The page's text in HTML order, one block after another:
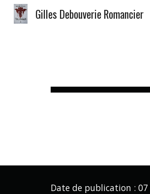
Gilles Debouverie Romancier
Date de publication : 07